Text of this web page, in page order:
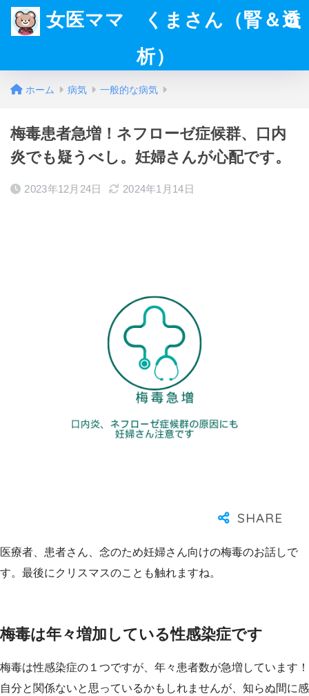
女医ママ くまさん（腎＆透
析）
ホーム 病気 一般的な病気
梅毒患者急増！ネフローゼ症候群、口内
炎でも疑うべし。妊婦さんが心配です。
2023年12月24日 2024年1月14日
医療者、患者さん、念のため妊婦さん向けの梅毒のお話しで
す。最後にクリスマスのことも触れますね。
梅毒は年々増加している性感染症です
梅毒は性感染症の１つですが、年々患者数が急増しています！
自分と関係ないと思っているかもしれませんが、知らぬ間に感